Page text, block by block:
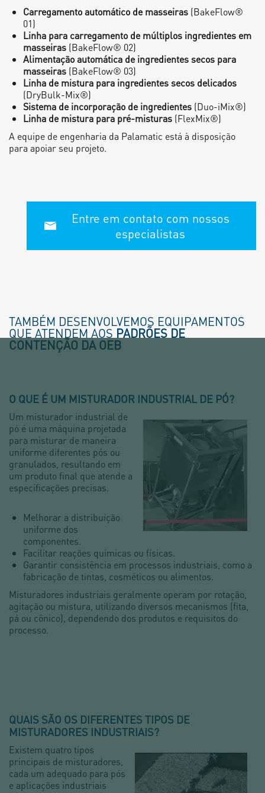
Carregamento automático de masseiras (BakeFlow®
01)
Linha para carregamento de múltiplos ingredientes em
masseiras (BakeFlow® 02)
Alimentação automática de ingredientes secos para
masseiras (BakeFlow® 03)
Linha de mistura para ingredientes secos delicados
(DryBulk-Mix®)
Sistema de incorporação de ingredientes (Duo-iMix®)
Linha de mistura para pré-misturas (FlexMix®)
A equipe de engenharia da Palamatic está à disposição
para apoiar seu projeto.
Entre em contato com nossos
especialistas
TAMBÉM DESENVOLVEMOS EQUIPAMENTOS
QUE ATENDEM AOS PADRÕES DE
CONTENÇÃO DA OEB
O QUE É UM MISTURADOR INDUSTRIAL DE PÓ?
Um misturador industrial de
pó é uma máquina projetada
para misturar de maneira
uniforme diferentes pós ou
granulados, resultando em
um produto final que atende a
especificações precisas.
Melhorar a distribuição
uniforme dos
componentes.
Facilitar reações químicas ou físicas.
Garantir consistência em processos industriais, como a
fabricação de tintas, cosméticos ou alimentos.
Misturadores industriais geralmente operam por rotação,
agitação ou mistura, utilizando diversos mecanismos (fita,
pá ou cônico), dependendo dos produtos e requisitos do
processo.
QUAIS SÃO OS DIFERENTES TIPOS DE
MISTURADORES INDUSTRIAIS?
Existem quatro tipos
principais de misturadores,
cada um adequado para pós
e aplicações industriais